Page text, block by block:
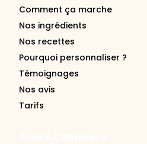
Comment ça marche
Nos ingrédients
Nos recettes
Pourquoi personnaliser ?
Témoignages
Nos avis
Tarifs